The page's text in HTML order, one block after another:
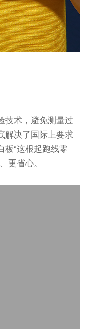
技术，避免测量过
解决了国际上要求
板“这根起跑线零
更省心。